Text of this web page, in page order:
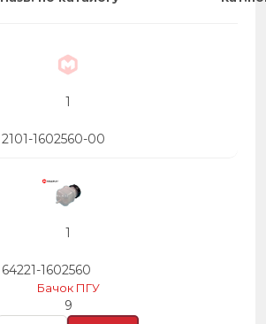
1
2101-1602560-00
1
64221-1602560
Бачок ПГУ
9